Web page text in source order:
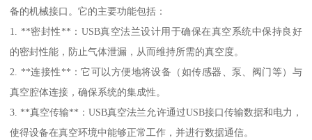
备的机械接口。它的主要功能包括：
1. **密封性**：USB真空法兰设计用于确保在真空系统中保持良好
的密封性能，防止气体泄漏，从而维持所需的真空度。
2. **连接性**：它可以方便地将设备（如传感器、泵、阀门等）与
真空腔体连接，确保系统的集成性。
3. **真空传输**：USB真空法兰允许通过USB接口传输数据和电力，
使得设备在真空环境中能够正常工作，并进行数据通信。